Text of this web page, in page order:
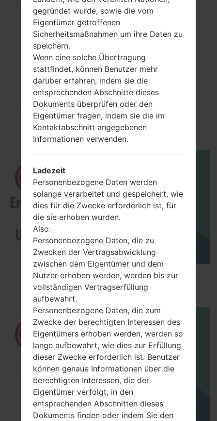
Video LGL24(LGL24)
akaLG G2 Isai
How to Enable Developer Options & USB
Debugging on LG ?
gegründet wurde, sowie die vom
Eigentümer getroffenen
Sicherheitsmaßnahmen um ihre Daten zu
speichern.
Wenn eine solche Übertragung
stattfindet, können Benutzer mehr
darüber erfahren, indem sie die
entsprechenden Abschnitte dieses
Dokuments überprüfen oder den
Eigentümer fragen, indem sie die im
Kontaktabschnitt angegebenen
Informationen verwenden.
Ladezeit
Personenbezogene Daten werden
solange verarbeitet und gespeichert, wie
dies für die Zwecke erforderlich ist, für
die sie erhoben wurden.
Also:
Personenbezogene Daten, die zu
Zwecken der Vertragsabwicklung
zwischen dem Eigentümer und dem
Nutzer erhoben werden, werden bis zur
vollständigen Vertragserfüllung
aufbewahrt.
Personenbezogene Daten, die zum
Zwecke der berechtigten Interessen des
Eigentümers erhoben werden, werden so
lange aufbewahrt, wie dies zur Erfüllung
dieser Zwecke erforderlich ist. Benutzer
können genaue Informationen über die
berechtigten Interessen, die der
Eigentümer verfolgt, in den
entsprechenden Abschnitten dieses
Dokuments finden oder indem Sie den